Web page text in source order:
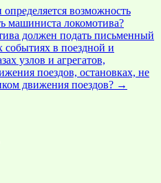
возможность
машиниста локомотива?
должен подать письменный
в поездной и
узлов и агрегатов,
поездов, остановках, не
движения поездов? →